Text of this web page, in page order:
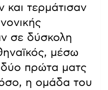
και τερμάτισαν
σε δύσκολη
μέσω
δύο πρώτα ματς
η ομάδα του